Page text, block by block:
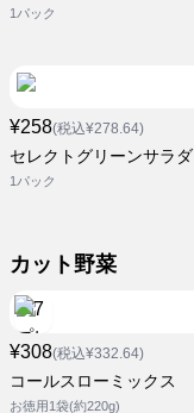
1パック
¥258(税込¥278.64)
セレクトグリーンサラダ
1パック
カット野菜
¥308(税込¥332.64)
コールスローミックス
お徳用1袋(約220g)